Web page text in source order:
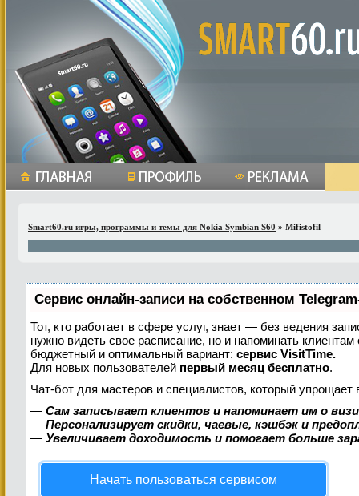
Smart60.ru игры, программы и темы для Nokia Symbian S60 » Mifistofil
Сервис онлайн-записи на собственном
Тот, кто работает в сфере услуг, знает — без ведения
нужно видеть свое расписание, но и напоминать
бюджетный и оптимальный вариант: сервис VisitTime.
Для новых пользователей первый месяц бесплатно.
Чат-бот для мастеров и специалистов, который упрощает
— Сам записывает клиентов и напоминает им о
— Персонализирует скидки, чаевые, кэшбэк и
— Увеличивает доходимость и помогает больше
Начать пользоваться сервисом